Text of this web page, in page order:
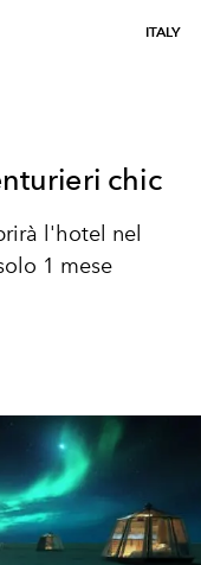
ITALY
chic
l'hotel nel
1 mese